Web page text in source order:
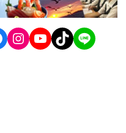
Instagram YouTube TikTok LINE